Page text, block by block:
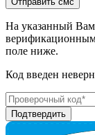
На указанный
верификационным
поле ниже.
Код введен